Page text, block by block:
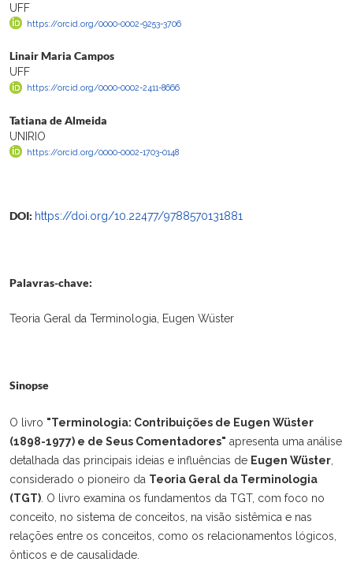
UFF
https://orcid.org/0000-0002-9253-3706
Linair Maria Campos
UFF
https://orcid.org/0000-0002-2411-8666
Tatiana de Almeida
UNIRIO
https://orcid.org/0000-0002-1703-0148
DOI: https://doi.org/10.22477/9788570131881
Palavras-chave:
Teoria Geral da Terminologia, Eugen Wüster
Sinopse
O livro "Terminologia: Contribuições de Eugen Wüster
(1898-1977) e de Seus Comentadores" apresenta uma análise
detalhada das principais ideias e influências de Eugen Wüster,
considerado o pioneiro da Teoria Geral da Terminologia
(TGT). O livro examina os fundamentos da TGT, com foco no
conceito, no sistema de conceitos, na visão sistêmica e nas
relações entre os conceitos, como os relacionamentos lógicos,
ônticos e de causalidade.